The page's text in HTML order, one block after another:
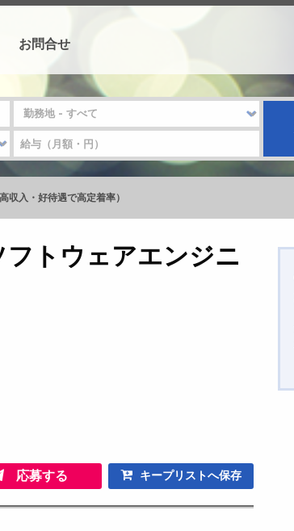
お問合せ
収入・好待遇で高定着率）
トウェアエンジニ
応募する キープリストへ保存